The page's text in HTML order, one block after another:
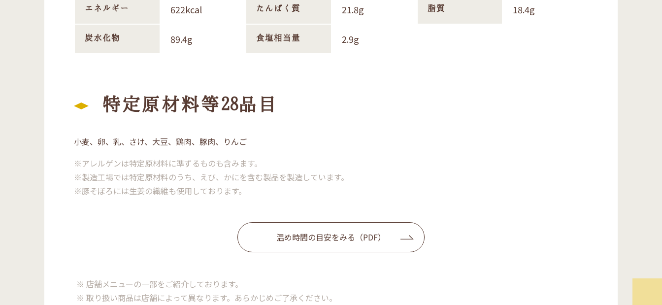
エネルギー 622kcal たんぱく質 21.8g 脂質 18.4g
炭水化物 89.4g 食塩相当量 2.9g
特定原材料等28品目
小麦、卵、乳、さけ、大豆、鶏肉、豚肉、りんご
※アレルゲンは特定原材料に準ずるものも含みます。
※製造工場では特定原材料のうち、えび、かにを含む製品を製造しています。
※豚そぼろには生姜の繊維も使用しております。
温め時間の目安をみる（PDF）
※ 店舗メニューの一部をご紹介しております。
※ 取り扱い商品は店舗によって異なります。あらかじめご了承ください。